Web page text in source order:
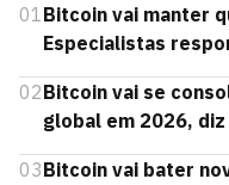
01Bitcoin vai manter
Especialistas
02Bitcoin vai se
global em 2026,
03Bitcoin vai bater